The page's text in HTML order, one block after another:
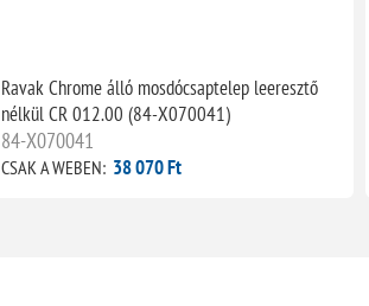
Ravak Chrome álló mosdócsaptelep leeresztő
nélkül CR 012.00 (84-X070041)
84-X070041
CSAK A WEBEN: 38 070 Ft